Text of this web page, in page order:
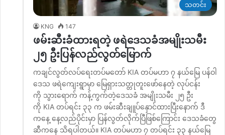
သတင်း
KNG 147
ဖမ်းဆီးခံထားရတဲ့ ဖရဲဒေသခံအမျိုးသမီး
၂၅ ဦးပြန်လည်လွတ်မြောက်
ကချင်လွတ်လပ်ရေးတပ်မတော် KIA တပ်မဟာ ၇ နယ်မြေ ပန်ဝါ
ဒေသ ဖရဲကျေးရွာမှာ မြေရှားသတ္တုတူးဖော်နေတဲ့ လုပ်ငန်း
ကို သွားရောက် ကန့်ကွက်တဲ့ဒေသခံ အမျိုးသမီး ၂၅ ဦး
ကို KIA တပ်ရင်း ၃၃ က ဖမ်းဆီးချူပ်နှောင်ထားပြီးနောက် ဒီ
ကနေ့ နေ့လည်ပိုင်းမှာ ပြန်လွတ်လိုက်ပြီဖြစ်ကြောင်း ဒေသခံတွေ
ဆီကနေ သိရပါတယ်။ KIA တပ်မဟာ ၇ တပ်ရင်း ၃၃ နယ်မြေ